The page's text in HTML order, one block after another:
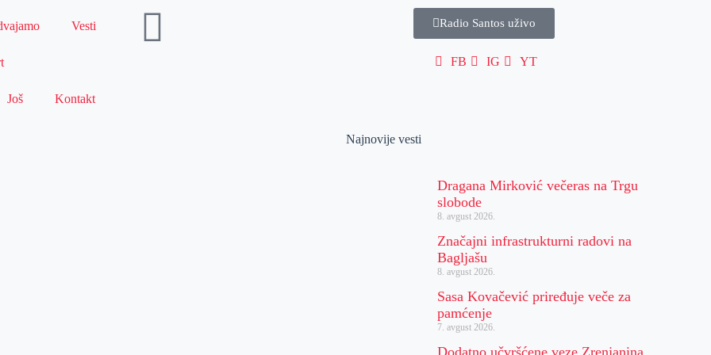
Vesti
Još Kontakt
Radio Santos uživo
FB IG YT
Najnovije vesti
Dragana Mirković večeras na Trgu
slobode
8. avgust 2026.
Značajni infrastrukturni radovi na
Bagljašu
8. avgust 2026.
Sasa Kovačević priređuje veče za
pamćenje
7. avgust 2026.
Dodatno učvršćene veze Zrenjanina